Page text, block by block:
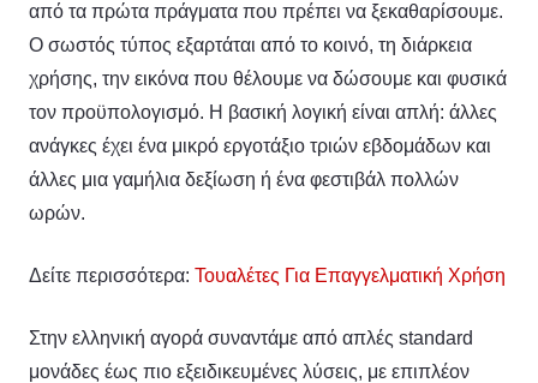
από τα πρώτα πράγματα που πρέπει να ξεκαθαρίσουμε.
Ο σωστός τύπος εξαρτάται από το κοινό, τη διάρκεια
χρήσης, την εικόνα που θέλουμε να δώσουμε και φυσικά
τον προϋπολογισμό. Η βασική λογική είναι απλή: άλλες
ανάγκες έχει ένα μικρό εργοτάξιο τριών εβδομάδων και
άλλες μια γαμήλια δεξίωση ή ένα φεστιβάλ πολλών
ωρών.
Δείτε περισσότερα: Τουαλέτες Για Επαγγελματική Χρήση
Στην ελληνική αγορά συναντάμε από απλές standard
μονάδες έως πιο εξειδικευμένες λύσεις, με επιπλέον